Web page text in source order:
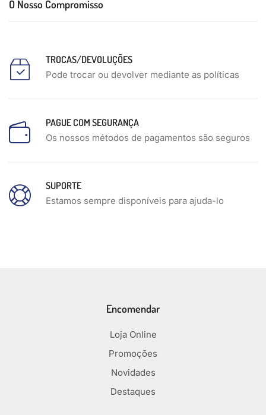
O Nosso Compromisso
TROCAS/DEVOLUÇÕES
Pode trocar ou devolver mediante as políticas
PAGUE COM SEGURANÇA
Os nossos métodos de pagamentos são seguros
SUPORTE
Estamos sempre disponíveis para ajuda-lo
Encomendar
Loja Online
Promoções
Novidades
Destaques